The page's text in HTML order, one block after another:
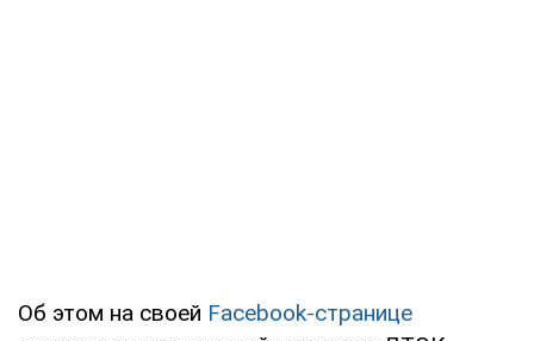
Об этом на своей Facebook-странице